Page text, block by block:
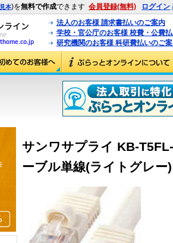
見本)を無料で作成できます 会員登録(無料) ログイン
法人のお客様 請求書払いのご案内
学校・官公庁のお客様 校費・公費
研究機関のお客様 科研費払いのご
サンワサプライ KB-
ーブル単線(ライトグレー